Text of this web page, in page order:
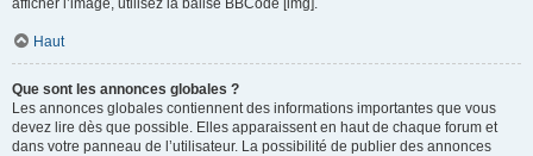
afficher l’image, utilisez la balise BBCode [img].
Haut
Que sont les annonces globales ?
Les annonces globales contiennent des informations importantes que vous
devez lire dès que possible. Elles apparaissent en haut de chaque forum et
dans votre panneau de l’utilisateur. La possibilité de publier des annonces